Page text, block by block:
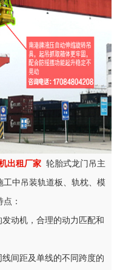
出租厂家 轮胎式龙门吊主
中吊装轨道板、轨枕、模
：
动机，合理的动力匹配和
间距及单线的不同跨度的